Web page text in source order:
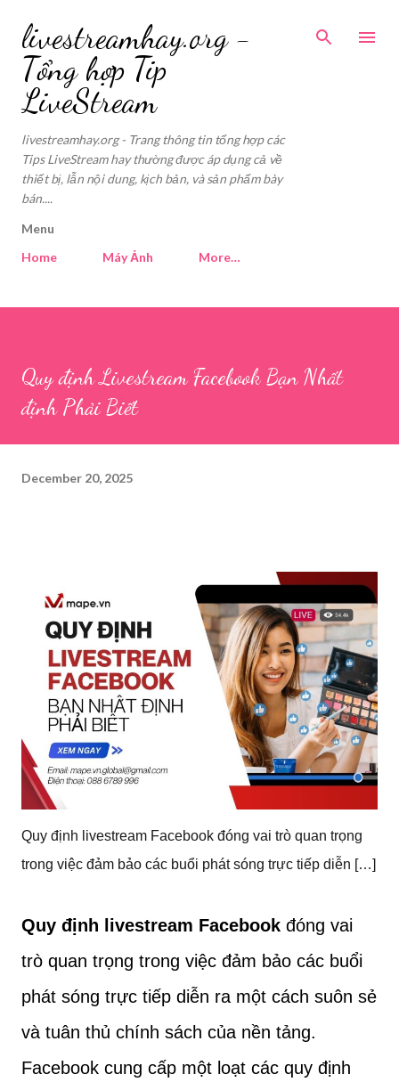
livestreamhay.org -
Tổng hợp Tip
LiveStream
livestreamhay.org - Trang thông tin tổng hợp các
Tips LiveStream hay thường được áp dụng cả về
thiết bị, lẫn nội dung, kịch bản, và sản phẩm bày
bán....
Menu
Home
Máy Ảnh More…
Quy định Livestream Facebook Bạn Nhất
định Phải Biết
December 20, 2025
Quy định livestream Facebook đóng vai trò quan trọng
trong việc đảm bảo các buổi phát sóng trực tiếp diễn […]
Quy định livestream Facebook đóng vai
trò quan trọng trong việc đảm bảo các buổi
phát sóng trực tiếp diễn ra một cách suôn sẻ
và tuân thủ chính sách của nền tảng.
Facebook cung cấp một loạt các quy định